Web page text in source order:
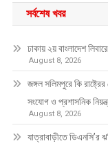
সর্বশেষ খবর
ঢাকায় ২য় বাংলাদেশ
August 8, 2026
জঙ্গল সলিমপুরে কি
সংযোগ ও প্রশাসনিক
August 8, 2026
যাত্রাবাড়ীতে